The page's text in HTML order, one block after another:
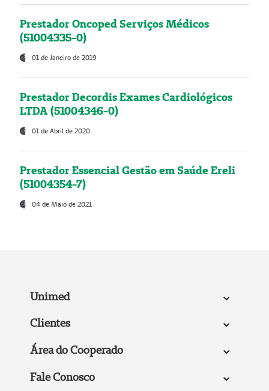
Prestador Oncoped Serviços Médicos
(51004335-0)
01 de Janeiro de 2019
Prestador Decordis Exames Cardiológicos
LTDA (51004346-0)
01 de Abril de 2020
Prestador Essencial Gestão em Saúde Ereli
(51004354-7)
04 de Maio de 2021
Unimed
Clientes
Área do Cooperado
Fale Conosco